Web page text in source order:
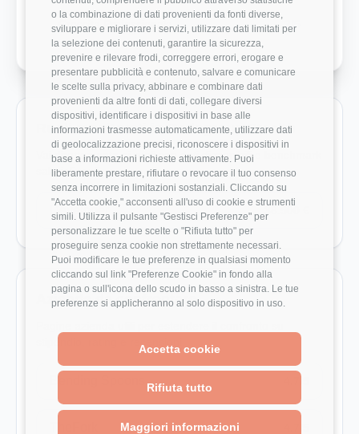
o la combinazione di dati provenienti da fonti diverse,
sviluppare e migliorare i servizi, utilizzare dati limitati per
la selezione dei contenuti, garantire la sicurezza,
prevenire e rilevare frodi, correggere errori, erogare e
presentare pubblicità e contenuto, salvare e comunicare
le scelte sulla privacy, abbinare e combinare dati
provenienti da altre fonti di dati, collegare diversi
dispositivi, identificare i dispositivi in base alle
informazioni trasmesse automaticamente, utilizzare dati
di geolocalizzazione precisi, riconoscere i dispositivi in
base a informazioni richieste attivamente. Puoi
liberamente prestare, rifiutare o revocare il tuo consenso
senza incorrere in limitazioni sostanziali. Cliccando su
"Accetta cookie," acconsenti all'uso di cookie e strumenti
simili. Utilizza il pulsante "Gestisci Preferenze" per
personalizzare le tue scelte o "Rifiuta tutto" per
proseguire senza cookie non strettamente necessari.
Puoi modificare le tue preferenze in qualsiasi momento
cliccando sul link "Preferenze Cookie" in fondo alla
pagina o sull'icona dello scudo in basso a sinistra. Le tue
preferenze si applicheranno al solo dispositivo in uso.
Accetta cookie
Rifiuta tutto
Maggiori informazioni
Crescita Professionale 3/5
Ruoli monitorati in Dedagroup Stealth
Vai direttamente ai ruoli con dati disponibili e benchmark
salariali reali.
Developer
Aziende da confrontare